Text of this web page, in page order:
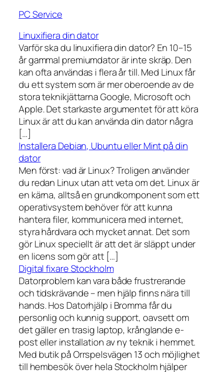
PC Service
Linuxifiera din dator
Varför ska du linuxifiera din dator? En 10–15
år gammal premiumdator är inte skräp. Den
kan ofta användas i flera år till. Med Linux får
du ett system som är mer oberoende av de
stora teknikjättarna Google, Microsoft och
Apple. Det starkaste argumentet för att köra
Linux är att du kan använda din dator några
[…]
Installera Debian, Ubuntu eller Mint på din
dator
Men först: vad är Linux? Troligen använder
du redan Linux utan att veta om det. Linux är
en kärna, alltså en grundkomponent som ett
operativsystem behöver för att kunna
hantera filer, kommunicera med internet,
styra hårdvara och mycket annat. Det som
gör Linux speciellt är att det är släppt under
en licens som gör att […]
Digital fixare Stockholm
Datorproblem kan vara både frustrerande
och tidskrävande – men hjälp finns nära till
hands. Hos Datorhjälp i Bromma får du
personlig och kunnig support, oavsett om
det gäller en trasig laptop, krånglande e-
post eller installation av ny teknik i hemmet.
Med butik på Orrspelsvägen 13 och möjlighet
till hembesök över hela Stockholm hjälper